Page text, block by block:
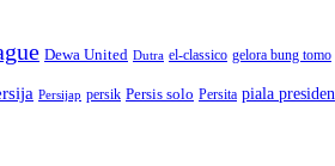
Dewa United Dutra el-classico gelora bung tomo
Persijap persik Persis solo Persita piala presiden